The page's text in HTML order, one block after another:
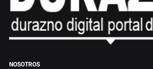
NOSOTROS